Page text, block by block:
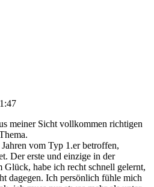
meiner Sicht vollkommen richtigen
vom Typ 1.er betroffen,
Der erste und einzige in der
Glück, habe ich recht schnell gelernt,
dagegen. Ich persönlich fühle mich